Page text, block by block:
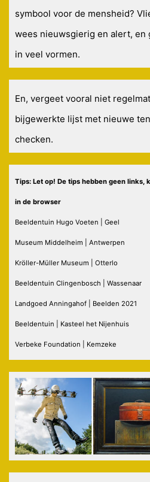
symbool voor de mensheid?
wees nieuwsgierig en alert, en
in veel vormen.
En, vergeet vooral niet
bijgewerkte lijst met nieuwe
checken.
Tips: Let op! De tips hebben geen links,
in de browser
Beeldentuin Hugo Voeten | Geel
Museum Middelheim | Antwerpen
Kröller-Müller Museum | Otterlo
Beeldentuin Clingenbosch | Wassenaar
Landgoed Anningahof | Beelden 2021
Beeldentuin | Kasteel het Nijenhuis
Verbeke Foundation | Kemzeke